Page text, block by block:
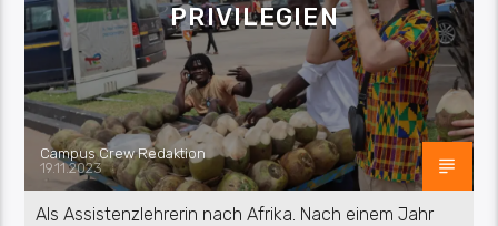
PRIVILEGIEN
Campus Crew Redaktion
19.11.2023
Als Assistenzlehrerin nach Afrika. Nach einem Jahr